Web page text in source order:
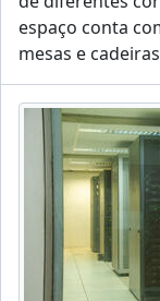
espaço conta
mesas e